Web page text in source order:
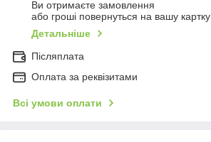
Ви отримаєте замовлення
або гроші повернуться на вашу картку
Детальніше
Післяплата
Оплата за реквізитами
Всі умови оплати